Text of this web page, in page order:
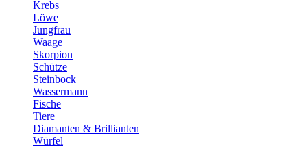
Krebs
Löwe
Jungfrau
Waage
Skorpion
Schütze
Steinbock
Wassermann
Fische
Tiere
Diamanten & Brillianten
Würfel